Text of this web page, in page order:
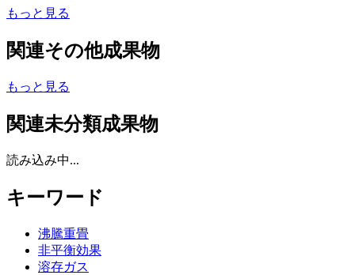
もっと見る
関連その他成果物
もっと見る
関連未分類成果物
読み込み中...
キーワード
沸騰重畳
非平衡効果
溶存ガス